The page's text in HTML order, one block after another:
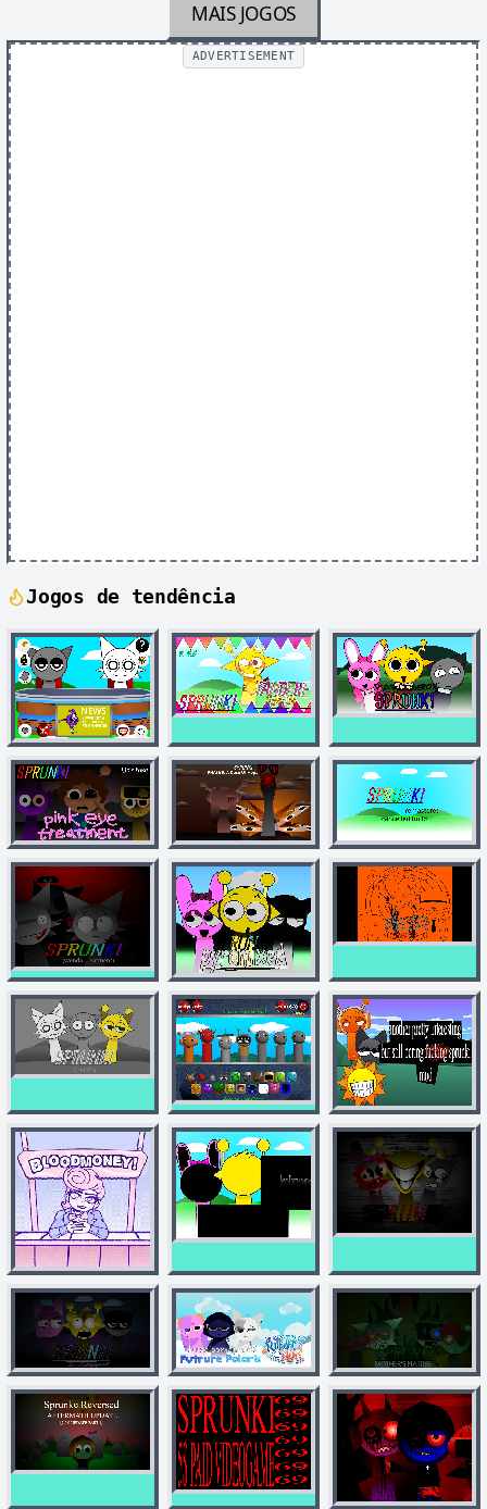
MAIS JOGOS
ADVERTISEMENT
Jogos de tendência